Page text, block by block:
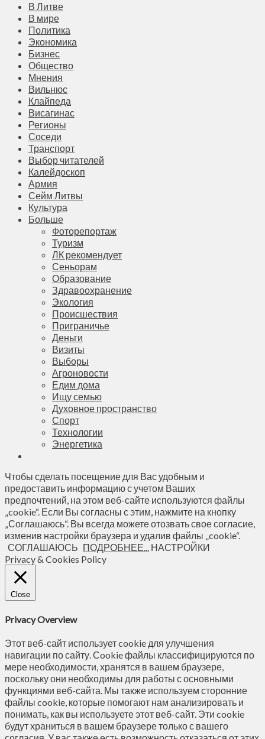
В Литве
В мире
Политика
Экономика
Бизнес
Общество
Мнения
Вильнюс
Клайпеда
Висагинас
Регионы
Соседи
Транспорт
Выбор читателей
Калейдоскоп
Армия
Сейм Литвы
Культура
Больше
Фоторепортаж
Туризм
ЛК рекомендует
Сеньорам
Образование
Здравоохранение
Экология
Происшествия
Приграничье
Деньги
Визиты
Выборы
Агроновости
Едим дома
Ищу семью
Духовное пространство
Спорт
Технологии
Энергетика
Чтобы сделать посещение для Вас удобным и
предоставить информацию с учетом Ваших
предпочтений, на этом веб-сайте используются файлы
„cookie“. Если Вы согласны с этим, нажмите на кнопку
„Соглашаюсь“. Вы всегда можете отозвать свое согласие,
изменив настройки браузера и удалив файлы „cookie“.
СОГЛАШАЮСЬ ПОДРОБНЕЕ... НАСТРОЙКИ
Privacy & Cookies Policy
Close
Privacy Overview
Этот веб-сайт использует cookie для улучшения
навигации по сайту. Сookie файлы классифицируются по
мере необходимости, хранятся в вашем браузере,
поскольку они необходимы для работы с основными
функциями веб-сайта. Мы также используем сторонние
файлы cookie, которые помогают нам анализировать и
понимать, как вы используете этот веб-сайт. Эти cookie
будут храниться в вашем браузере только с вашего